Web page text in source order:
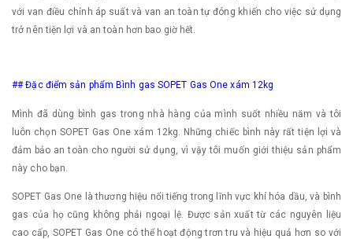
với van điều chỉnh áp suất và van an toàn tự đóng khiến cho việc sử dụng
trở nên tiện lợi và an toàn hơn bao giờ hết.
## Đặc điểm sản phẩm Bình gas SOPET Gas One xám 12kg
Mình đã dùng bình gas trong nhà hàng của mình suốt nhiều năm và tôi
luôn chọn SOPET Gas One xám 12kg. Những chiếc bình này rất tiện lợi và
đảm bảo an toàn cho người sử dụng, vì vậy tôi muốn giới thiệu sản phẩm
này cho bạn.
SOPET Gas One là thương hiệu nổi tiếng trong lĩnh vực khí hóa dầu, và bình
gas của họ cũng không phải ngoại lệ. Được sản xuất từ các nguyên liệu
cao cấp, SOPET Gas One có thể hoạt động trơn tru và hiệu quả hơn so với